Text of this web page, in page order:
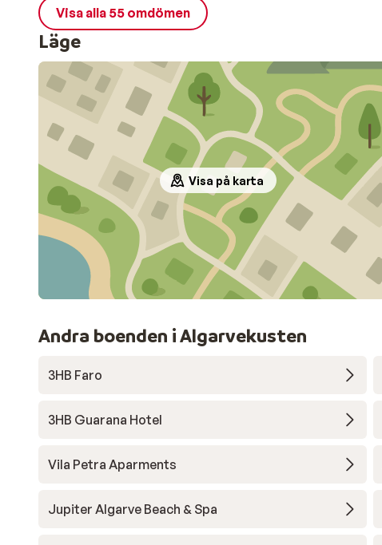
Visa alla 55 omdömen
Läge
Visa på karta
Andra boenden i Algarvekusten
3HB Faro
3HB Guarana Hotel
Vila Petra Aparments
Jupiter Algarve Beach & Spa